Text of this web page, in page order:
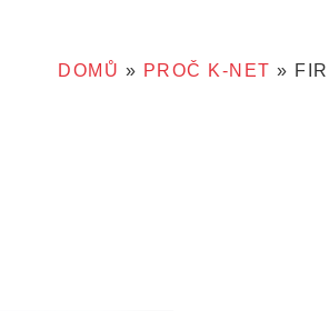
DOMŮ » PROČ K-NET »